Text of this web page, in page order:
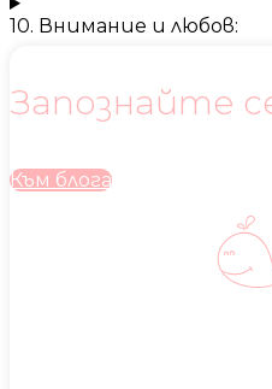
10. Внимание и любов:
Запознайте
Към блога